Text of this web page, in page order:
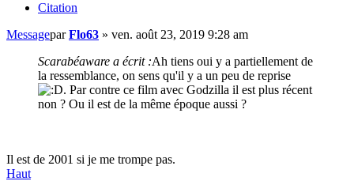
Citation
MessageparFlo63 » ven. août 23, 2019 9:28 am
Scarabéaware a écrit :Ah tiens oui y a partiellement de
la ressemblance, on sens qu'il y a un peu de reprise
. Par contre ce film avec Godzilla il est plus récent
non ? Ou il est de la même époque aussi ?
Il est de 2001 si je me trompe pas.
Haut